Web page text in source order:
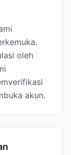
oleh
akun.